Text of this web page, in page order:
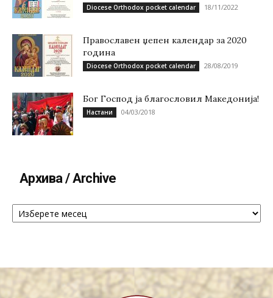
Diocese Orthodox pocket calendar 18/11/2022
Православен џепен календар за 2020
година
Diocese Orthodox pocket calendar 28/08/2019
Бог Господ ја благословил Македонија!
Настани 04/03/2018
Архива / Archive
Архива